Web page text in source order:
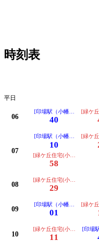
時刻表
平日
06
[印場駅（小幡経由ノンス
40
[緑ケ
07
[印場駅（小幡経由ノンス
10
[緑ケ
[緑ケ丘住宅(小幡経由ノン
58
08
[緑ケ丘住宅(小幡経由ノン
29
09
[印場駅（小幡経由ノンス
01
[緑ケ
10
[緑ケ丘住宅(小幡経由ノン
11
[印場